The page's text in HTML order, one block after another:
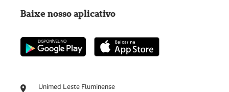
Unimed Leste Fluminense
Baixe nosso aplicativo